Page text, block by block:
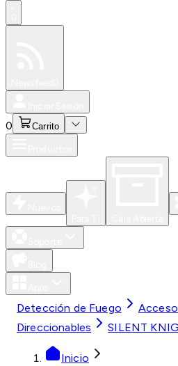
0 Carrito
Detección de Fuego
Direccionables
SILENT
Inicio